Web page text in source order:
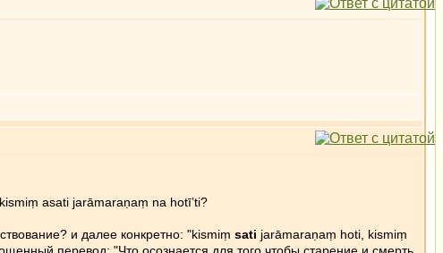
asati jarāmaraṇaṃ na hotī’ti?
и далее конкретно: "kismiṃ sati jarāmaraṇaṃ hoti, kismiṃ